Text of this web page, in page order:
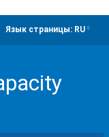
Язык страницы: RU